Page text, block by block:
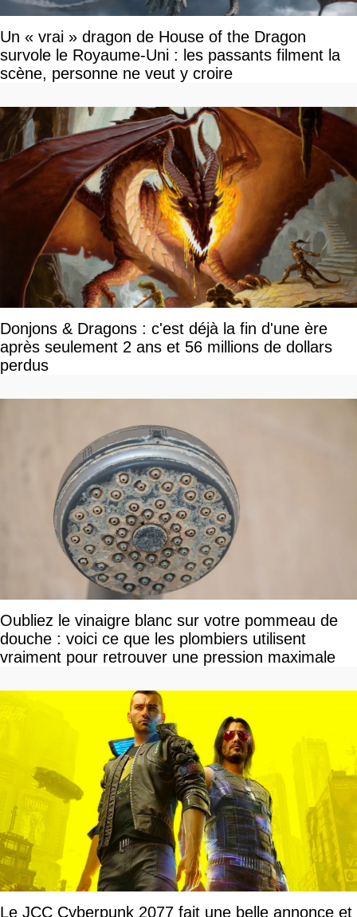
Un « vrai » dragon de House of the Dragon
survole le Royaume-Uni : les passants filment la
scène, personne ne veut y croire
Donjons & Dragons : c'est déjà la fin d'une ère
après seulement 2 ans et 56 millions de dollars
perdus
Oubliez le vinaigre blanc sur votre pommeau de
douche : voici ce que les plombiers utilisent
vraiment pour retrouver une pression maximale
Le JCC Cyberpunk 2077 fait une belle annonce et